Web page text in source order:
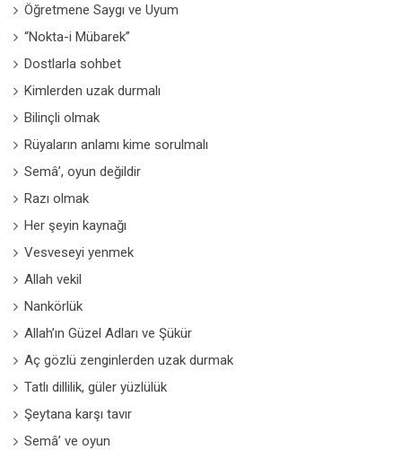
Öğretmene Saygı ve Uyum
“Nokta-i Mübarek”
Dostlarla sohbet
Kimlerden uzak durmalı
Bilinçli olmak
Rüyaların anlamı kime sorulmalı
Semâ’, oyun değildir
Razı olmak
Her şeyin kaynağı
Vesveseyi yenmek
Allah vekil
Nankörlük
Allah’ın Güzel Adları ve Şükür
Aç gözlü zenginlerden uzak durmak
Tatlı dillilik, güler yüzlülük
Şeytana karşı tavır
Semâ’ ve oyun